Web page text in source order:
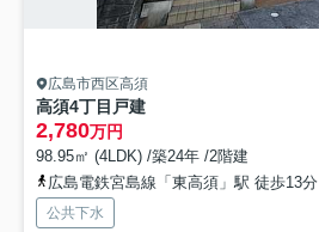
広島市西区高須
高須4丁目戸建
2,780万円
98.95㎡ (4LDK) /築24年 /2階建
広島電鉄宮島線「東高須」駅 徒歩13分
公共下水